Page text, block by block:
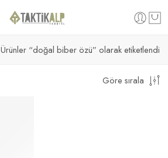
Ürünler “doğal biber özü” olarak etiketlendi
Göre sırala